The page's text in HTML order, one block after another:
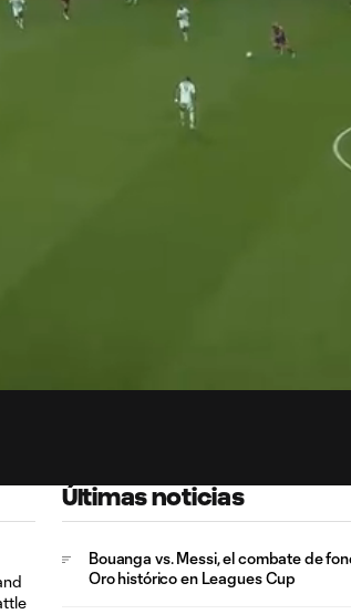
Últimas noticias
Bouanga vs. Messi, el combate de
Oro histórico en Leagues Cup